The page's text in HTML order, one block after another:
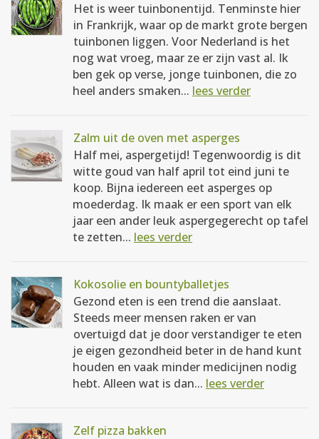
Het is weer tuinbonentijd. Tenminste hier
in Frankrijk, waar op de markt grote bergen
tuinbonen liggen. Voor Nederland is het
nog wat vroeg, maar ze er zijn vast al. Ik
ben gek op verse, jonge tuinbonen, die zo
heel anders smaken... lees verder
Zalm uit de oven met asperges
Half mei, aspergetijd! Tegenwoordig is dit
witte goud van half april tot eind juni te
koop. Bijna iedereen eet asperges op
moederdag. Ik maak er een sport van elk
jaar een ander leuk aspergegerecht op tafel
te zetten... lees verder
Kokosolie en bountyballetjes
Gezond eten is een trend die aanslaat.
Steeds meer mensen raken er van
overtuigd dat je door verstandiger te eten
je eigen gezondheid beter in de hand kunt
houden en vaak minder medicijnen nodig
hebt. Alleen wat is dan... lees verder
Zelf pizza bakken